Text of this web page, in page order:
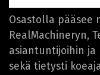
Osastolla pääsee
RealMachineryn,
asiantuntijoihin ja
sekä tietysti